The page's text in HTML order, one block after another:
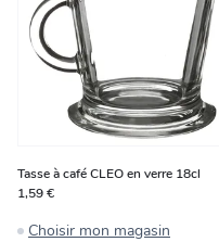
Tasse à café CLEO en verre 18cl
1,59 €
Choisir mon magasin